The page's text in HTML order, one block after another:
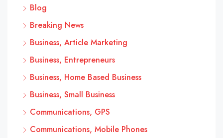
Blog
Breaking News
Business, Article Marketing
Business, Entrepreneurs
Business, Home Based Business
Business, Small Business
Communications, GPS
Communications, Mobile Phones